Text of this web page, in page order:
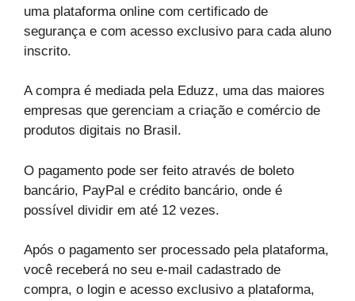
uma plataforma online com certificado de
segurança e com acesso exclusivo para cada aluno
inscrito.
A compra é mediada pela Eduzz, uma das maiores
empresas que gerenciam a criação e comércio de
produtos digitais no Brasil.
O pagamento pode ser feito através de boleto
bancário, PayPal e crédito bancário, onde é
possível dividir em até 12 vezes.
Após o pagamento ser processado pela plataforma,
você receberá no seu e-mail cadastrado de
compra, o login e acesso exclusivo a plataforma,